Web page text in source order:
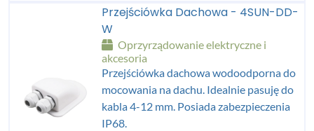
Przejściówka Dachowa - 4SUN-DD-
W
Oprzyrządowanie elektryczne i
akcesoria
Przejściówka dachowa wodoodporna do
mocowania na dachu. Idealnie pasuję do
kabla 4-12 mm. Posiada zabezpieczenia
IP68.